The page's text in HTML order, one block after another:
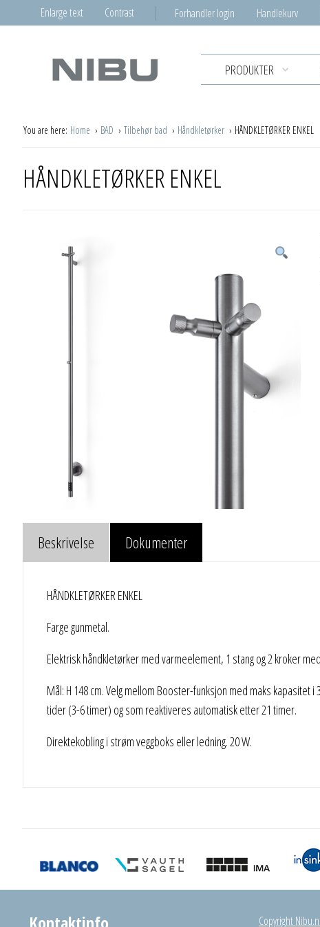
Enlarge text Contrast Forhandler login Handlekurv
PRODUKTER
You are here: Home BAD Tilbehør bad Håndkletørker HÅNDKLETØRKER ENKEL
HÅNDKLETØRKER ENKEL
Beskrivelse Dokumenter
HÅNDKLETØRKER ENKEL
Farge gunmetal.
Elektrisk håndkletørker med varmeelement, 1 stang og 2 kroker
Mål: H 148 cm. Velg mellom Booster-funksjon med maks
tider (3-6 timer) og som reaktiveres automatisk etter 21 timer.
Direktekobling i strøm veggboks eller ledning. 20 W.
Kontaktinfo Copyright